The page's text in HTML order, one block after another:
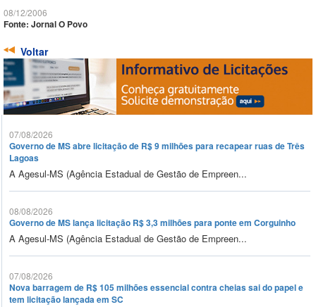
08/12/2006
Fonte: Jornal O Povo
Voltar
07/08/2026
Governo de MS abre licitação de R$ 9 milhões para recapear ruas de Três
Lagoas
A Agesul-MS (Agência Estadual de Gestão de Empreen...
08/08/2026
Governo de MS lança licitação R$ 3,3 milhões para ponte em Corguinho
A Agesul-MS (Agência Estadual de Gestão de Empreen...
07/08/2026
Nova barragem de R$ 105 milhões essencial contra cheias sai do papel e
tem licitação lançada em SC